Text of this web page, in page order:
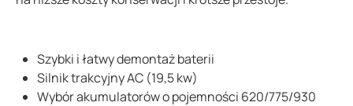
Szybki i łatwy demontaż baterii
Silnik trakcyjny AC (19,5 kw)
Wybór akumulatorów o pojemności 620/775/930